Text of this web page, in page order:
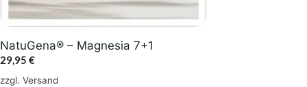
NatuGena® – Magnesia 7+1
29,95 €
zzgl. Versand